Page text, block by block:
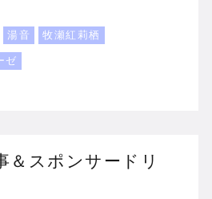
湯音
牧瀬紅莉栖
ゼ
＆スポンサードリ